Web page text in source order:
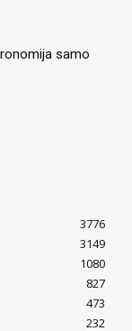
samo
3776
3149
1080
827
473
232